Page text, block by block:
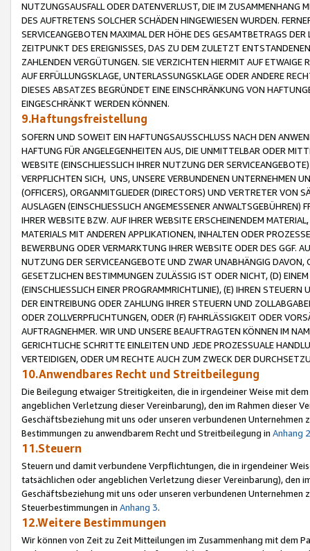
NUTZUNGSAUSFALL ODER DATENVERLUST, DIE IM ZUSAMMENHANG
DES AUFTRETENS SOLCHER SCHÄDEN HINGEWIESEN WURDEN.
SERVICEANGEBOTEN MAXIMAL DER HÖHE DES GESAMTBETRAGS
ZEITPUNKT DES EREIGNISSES, DAS ZU DEM ZULETZT
ZAHLENDEN VERGÜTUNGEN. SIE VERZICHTEN HIERMIT AUF
AUF ERFÜLLUNGSKLAGE, UNTERLASSUNGSKLAGE ODER ANDERE
DIESES ABSATZES BEGRÜNDET EINE EINSCHRÄNKUNG VON
EINGESCHRÄNKT WERDEN KÖNNEN.
9.Haftungsfreistellung
SOFERN UND SOWEIT EIN HAFTUNGSAUSSCHLUSS NACH DEN
HAFTUNG FÜR ANGELEGENHEITEN AUS, DIE UNMITTELBAR ODER
WEBSITE (EINSCHLIESSLICH IHRER NUTZUNG DER
VERPFLICHTEN SICH, UNS, UNSERE VERBUNDENEN UNTERNEHMEN
(OFFICERS), ORGANMITGLIEDER (DIRECTORS) UND VERTRETER VON
AUSLAGEN (EINSCHLIESSLICH ANGEMESSENER
IHRER WEBSITE BZW. AUF IHRER WEBSITE ERSCHEINENDEM
MATERIALS MIT ANDEREN APPLIKATIONEN, INHALTEN ODER
BEWERBUNG ODER VERMARKTUNG IHRER WEBSITE ODER DES GGF.
NUTZUNG DER SERVICEANGEBOTE UND ZWAR UNABHÄNGIG
GESETZLICHEN BESTIMMUNGEN ZULÄSSIG IST ODER NICHT, (D)
(EINSCHLIESSLICH EINER PROGRAMMRICHTLINIE), (E) IHREN
DER EINTREIBUNG ODER ZAHLUNG IHRER STEUERN UND
ODER ZOLLVERPFLICHTUNGEN, ODER (F) FAHRLÄSSIGKEIT ODER
AUFTRAGNEHMER. WIR UND UNSERE BEAUFTRAGTEN KÖNNEN IM
GERICHTLICHE SCHRITTE EINLEITEN UND JEDE PROZESSUALE
VERTEIDIGEN, ODER UM RECHTE AUCH ZUM ZWECK DER
10.Anwendbares Recht und Streitbeilegung
Die Beilegung etwaiger Streitigkeiten, die in irgendeiner Weise mit
angeblichen Verletzung dieser Vereinbarung), den im Rahmen dieser
Geschäftsbeziehung mit uns oder unseren verbundenen
Bestimmungen zu anwendbarem Recht und Streitbeilegung in Anhang 2
11.Steuern
Steuern und damit verbundene Verpflichtungen, die in irgendeiner
tatsächlichen oder angeblichen Verletzung dieser Vereinbarung), den
Geschäftsbeziehung mit uns oder unseren verbundenen
Steuerbestimmungen in Anhang 3.
12.Weitere Bestimmungen
Wir können von Zeit zu Zeit Mitteilungen im Zusammenhang mit dem